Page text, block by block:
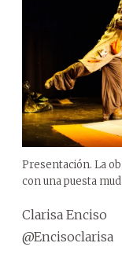
Presentación. La
con una puesta
Clarisa Enciso
@Encisoclarisa